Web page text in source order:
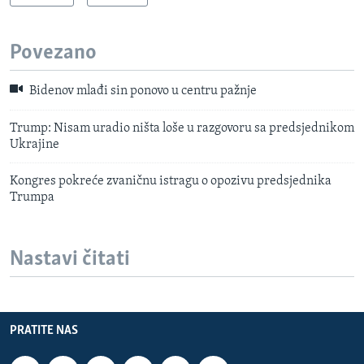
Povezano
Bidenov mlađi sin ponovo u centru pažnje
Trump: Nisam uradio ništa loše u razgovoru sa predsjednikom
Ukrajine
Kongres pokreće zvaničnu istragu o opozivu predsjednika
Trumpa
Nastavi čitati
PRATITE NAS